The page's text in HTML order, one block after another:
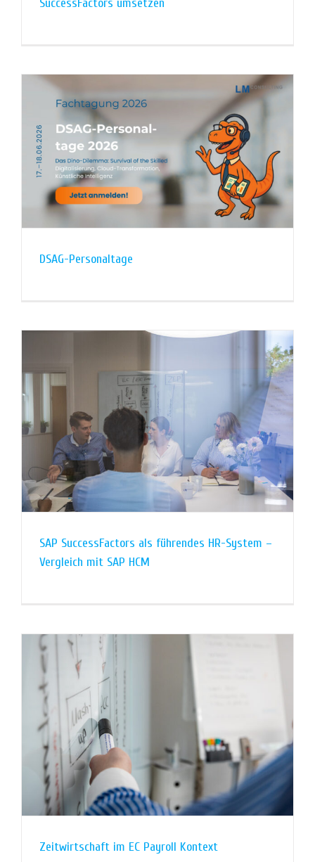
SuccessFactors umsetzen
DSAG-Personaltage
SAP SuccessFactors als führendes HR-System –
Vergleich mit SAP HCM
Zeitwirtschaft im EC Payroll Kontext